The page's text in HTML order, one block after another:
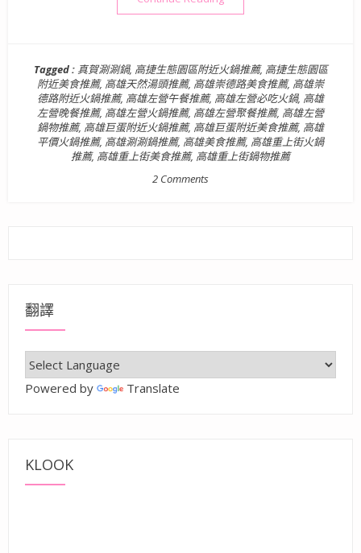
Tagged : 真賀涮涮鍋, 高捷生態園區附近火鍋推薦, 高捷生態園區
附近美食推薦, 高雄天然湯頭推薦, 高雄崇德路美食推薦, 高雄崇
德路附近火鍋推薦, 高雄左營午餐推薦, 高雄左營必吃火鍋, 高雄
左營晚餐推薦, 高雄左營火鍋推薦, 高雄左營聚餐推薦, 高雄左營
鍋物推薦, 高雄巨蛋附近火鍋推薦, 高雄巨蛋附近美食推薦, 高雄
平價火鍋推薦, 高雄涮涮鍋推薦, 高雄美食推薦, 高雄重上街火鍋
推薦, 高雄重上街美食推薦, 高雄重上街鍋物推薦
2 Comments
翻譯
Powered by Translate
KLOOK